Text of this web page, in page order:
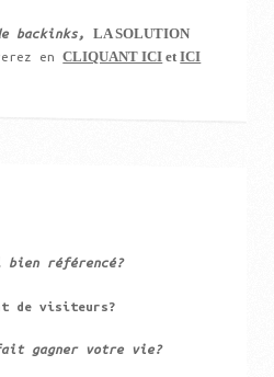
backinks, LA SOLUTION
enCLIQUANT ICI et ICI
référencé?
de visiteurs?
gagner votre vie?